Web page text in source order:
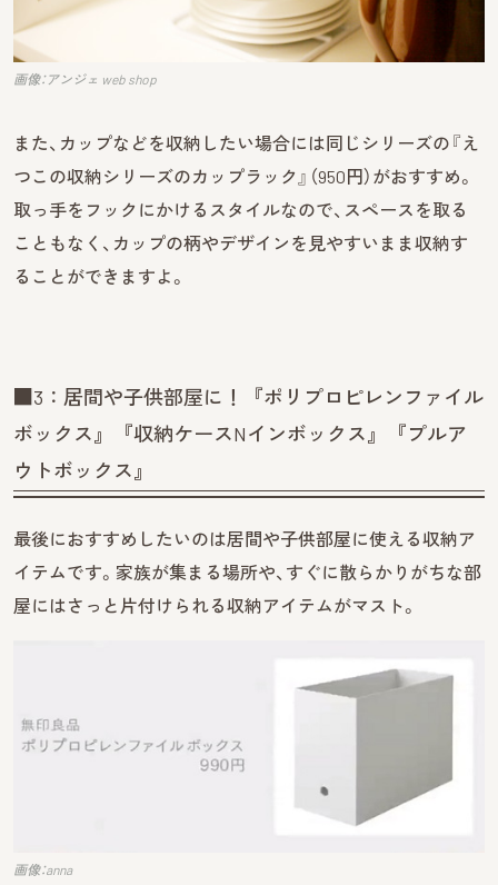
画像：アンジェ web shop
また、カップなどを収納したい場合には同じシリーズの『え
つこの収納シリーズのカップラック』（950円）がおすすめ。
取っ手をフックにかけるスタイルなので、スペースを取る
こともなく、カップの柄やデザインを見やすいまま収納す
ることができますよ。
■3：居間や子供部屋に！『ポリプロピレンファイル
ボックス』『収納ケースNインボックス』『プルア
ウトボックス』
最後におすすめしたいのは居間や子供部屋に使える収納ア
イテムです。家族が集まる場所や、すぐに散らかりがちな部
屋にはさっと片付けられる収納アイテムがマスト。
画像：anna